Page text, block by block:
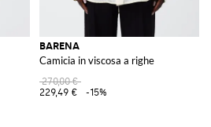
BARENA
Camicia in viscosa a righe
270,00 €
229,49 €
-15%